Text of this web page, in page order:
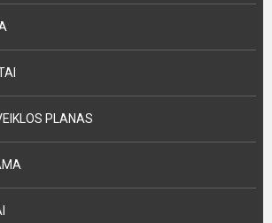
PLANAS